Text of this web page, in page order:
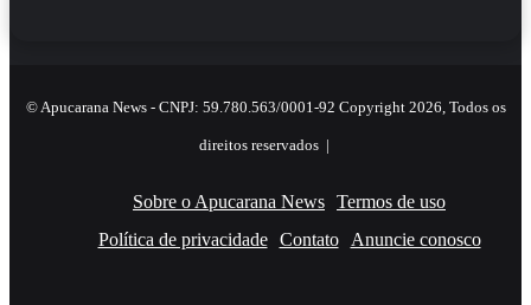
© Apucarana News - CNPJ: 59.780.563/0001-92 Copyright 2026, Todos os
direitos reservados |
Sobre o Apucarana News Termos de uso
Política de privacidade
Contato Anuncie conosco